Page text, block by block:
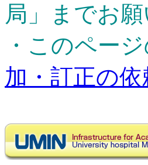
局」までお
・このペー
加・訂正の依